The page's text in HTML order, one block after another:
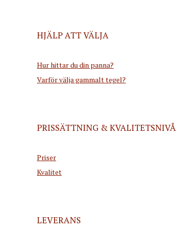
HJÄLP ATT VÄLJA
Hur hittar du din panna?
Varför välja gammalt tegel?
PRISSÄTTNING & KVALITETSNIVÅ
Priser
Kvalitet
LEVERANS